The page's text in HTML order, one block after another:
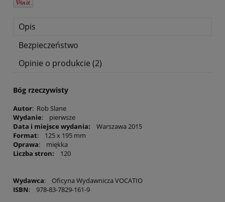
Opis
Bezpieczeństwo
Opinie o produkcie (2)
Bóg rzeczywisty
Autor: Rob Slane
Wydanie: pierwsze
Data i miejsce wydania:
Warszawa 2015
Format: 125 x 195 mm
Oprawa: miękka
Liczba stron: 120
Wydawca: Oficyna Wydawnicza VOCATIO
ISBN: 978-83-7829-161-9